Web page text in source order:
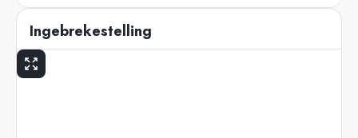
Ingebrekestelling